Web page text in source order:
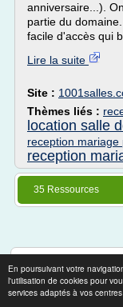
En poursuivant votre
l'utilisation de cookies pour
services adaptés à vos
anniversaire...).
partie du
facile d'accès qui
Lire la suite
Site :
Thèmes liés :
location salle
reception mariage
reception
35 Ressources
Thèmes
faire part